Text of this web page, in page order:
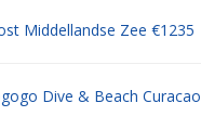
Middellandse Zee €1235
Dive & Beach Curacao